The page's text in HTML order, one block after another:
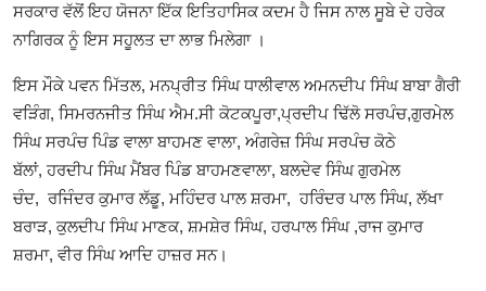
ਸਰਕਾਰ ਵੱਲੋਂ ਇਹ ਯੋਜਨਾ ਇੱਕ ਇਤਿਹਾਸਿਕ ਕਦਮ ਹੈ ਜਿਸ ਨਾਲ ਸੂਬੇ ਦੇ ਹਰੇਕ
ਨਾਗਿਰਕ ਨੂੰ ਇਸ ਸਹੂਲਤ ਦਾ ਲਾਭ ਮਿਲੇਗਾ ।
ਇਸ ਮੌਕੇ ਪਵਨ ਮਿੱਤਲ, ਮਨਪ੍ਰੀਤ ਸਿੰਘ ਧਾਲੀਵਾਲ ਅਮਨਦੀਪ ਸਿੰਘ ਬਾਬਾ ਗੈਰੀ
ਵੜਿੰਗ, ਸਿਮਰਨਜੀਤ ਸਿੰਘ ਐਮ.ਸੀ ਕੋਟਕਪੂਰਾ,ਪ੍ਰਦੀਪ ਢਿੱਲੋ ਸਰਪੰਚ,ਗੁਰਮੇਲ
ਸਿੰਘ ਸਰਪੰਚ ਪਿੰਡ ਵਾਲਾ ਬਾਹਮਣ ਵਾਲਾ, ਅੰਗਰੇਜ਼ ਸਿੰਘ ਸਰਪੰਚ ਕੋਠੇ
ਬੱਲਾਂ, ਹਰਦੀਪ ਸਿੰਘ ਮੈਂਬਰ ਪਿੰਡ ਬਾਹਮਣਵਾਲਾ, ਬਲਦੇਵ ਸਿੰਘ ਗੁਰਮੇਲ
ਚੰਦ, ਰਜਿੰਦਰ ਕੁਮਾਰ ਲੱਡੂ, ਮਹਿੰਦਰ ਪਾਲ ਸ਼ਰਮਾ, ਹਰਿੰਦਰ ਪਾਲ ਸਿੰਘ, ਲੱਖਾ
ਬਰਾੜ, ਕੁਲਦੀਪ ਸਿੰਘ ਮਾਣਕ, ਸ਼ਮਸ਼ੇਰ ਸਿੰਘ, ਹਰਪਾਲ ਸਿੰਘ ,ਰਾਜ ਕੁਮਾਰ
ਸ਼ਰਮਾ, ਵੀਰ ਸਿੰਘ ਆਦਿ ਹਾਜ਼ਰ ਸਨ।